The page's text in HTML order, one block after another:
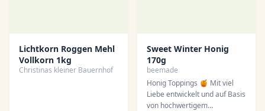
Lichtkorn Roggen Mehl
Vollkorn 1kg
Christinas kleiner Bauernhof
Sweet Winter Honig
170g
beemade
Honig Toppings 🍯 Mit viel
Liebe entwickelt und auf Basis
von hochwertigem